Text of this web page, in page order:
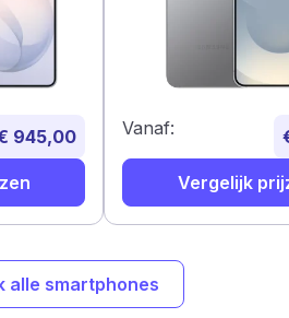
945,00 Vanaf:
Vergelijk
alle smartphones